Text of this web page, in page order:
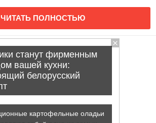
ЧИТАТЬ ПОЛНОСТЬЮ